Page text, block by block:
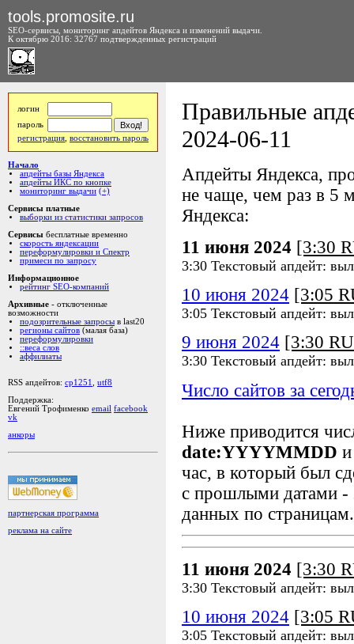
tools.promosite.ru
SEO-сервисы, мониторинг апдейтов Яндекса и изменений выдачи.
К октябрю 2016: 32767 подтвержденных регистраций
логин
пароль
регистрация восстановить пароль
Начало
апдейты базы Яндекса
апдейты ИКС по кнопке
мониторинг выдачи (+)
Сервисы платные
выборки из статистики запросов
Сервисы бесплатные временно
скорость яндексации
переформулировки и Спектр
примеси по запросу
Информационное
рейтинг SEO-компаний
Архивные - отключенные
возможности
подозрительные запросы в last20
регионы сайтов (малая база)
переформулировки
::веса слов
аффилиаты
RSS апдейтов: cp1251
utf8
Поддержка:
Евгений Трофименко email facebook
vk
анкоры
партнерская программа
реклама на сайте
Правильные
2024-06-11
Апдейты Яндекса,
не чаще, чем раз в 5
Яндекса:
11 июня 2024 [3:30
3:30 Текстовый апдейт:
10 июня 2024 [3:05
3:05 Текстовый апдейт:
9 июня 2024 [3:30
3:30 Текстовый апдейт:
Число сайтов за
Ниже приводится
date:YYYYMMDD
час, в который был
с прошлыми датами -
данных по страницам.
11 июня 2024 [3:30
3:30 Текстовый апдейт:
10 июня 2024 [3:05
3:05 Текстовый апдейт: